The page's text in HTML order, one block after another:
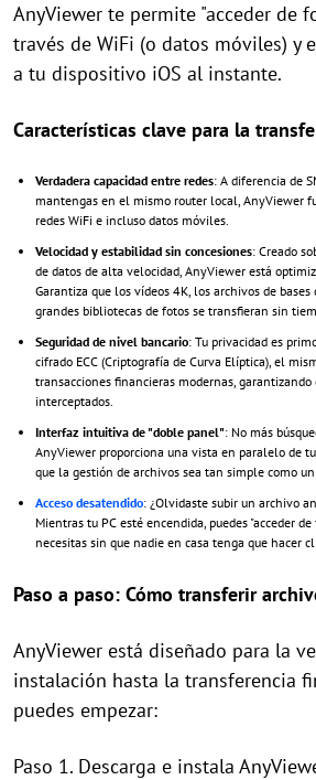
AnyViewer te permite "acceder de
través de WiFi (o datos móviles) y
a tu dispositivo iOS al instante.
Características clave para la
Verdadera capacidad entre redes: A diferencia de
mantengas en el mismo router local, AnyViewer
redes WiFi e incluso datos móviles.
Velocidad y estabilidad sin concesiones: Creado
de datos de alta velocidad, AnyViewer está
Garantiza que los vídeos 4K, los archivos de bases
grandes bibliotecas de fotos se transfieran sin
Seguridad de nivel bancario: Tu privacidad es
cifrado ECC (Criptografía de Curva Elíptica), el
transacciones financieras modernas,
interceptados.
Interfaz intuitiva de "doble panel": No más
AnyViewer proporciona una vista en paralelo de
que la gestión de archivos sea tan simple como
Acceso desatendido: ¿Olvidaste subir un archivo
Mientras tu PC esté encendida, puedes "acceder
necesitas sin que nadie en casa tenga que hacer
Paso a paso: Cómo transferir
AnyViewer está diseñado para la
instalación hasta la transferencia
puedes empezar:
Paso 1. Descarga e instala